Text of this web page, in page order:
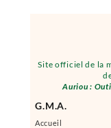
Site officiel de la
Auriou :
G.M.A.
Accueil